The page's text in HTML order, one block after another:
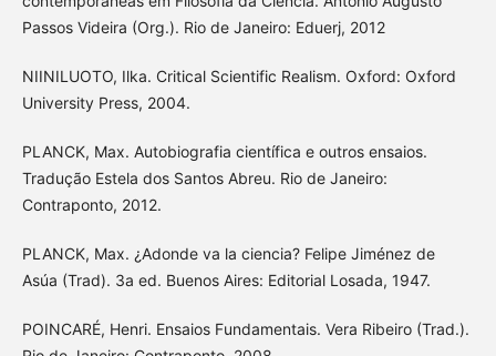
Passos Videira (Org.). Rio de Janeiro: Eduerj, 2012
NIINILUOTO, Ilka. Critical Scientific Realism. Oxford: Oxford
University Press, 2004.
PLANCK, Max. Autobiografia científica e outros ensaios.
Tradução Estela dos Santos Abreu. Rio de Janeiro:
Contraponto, 2012.
PLANCK, Max. ¿Adonde va la ciencia? Felipe Jiménez de
Asúa (Trad). 3a ed. Buenos Aires: Editorial Losada, 1947.
POINCARÉ, Henri. Ensaios Fundamentais. Vera Ribeiro (Trad.).